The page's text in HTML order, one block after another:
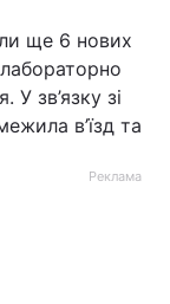
ще 6 нових
У зв’язку зі
в’їзд та
Реклама